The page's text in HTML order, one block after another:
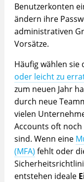
Benutzerkonten
ändern ihre
administrativen
Vorsätze.
Häufig wählen sie
oder leicht zu
zum neuen Jahr
durch neue
vielen
Accounts oft
sind. Wenn eine
(MFA) fehlt oder
entstehen ideale